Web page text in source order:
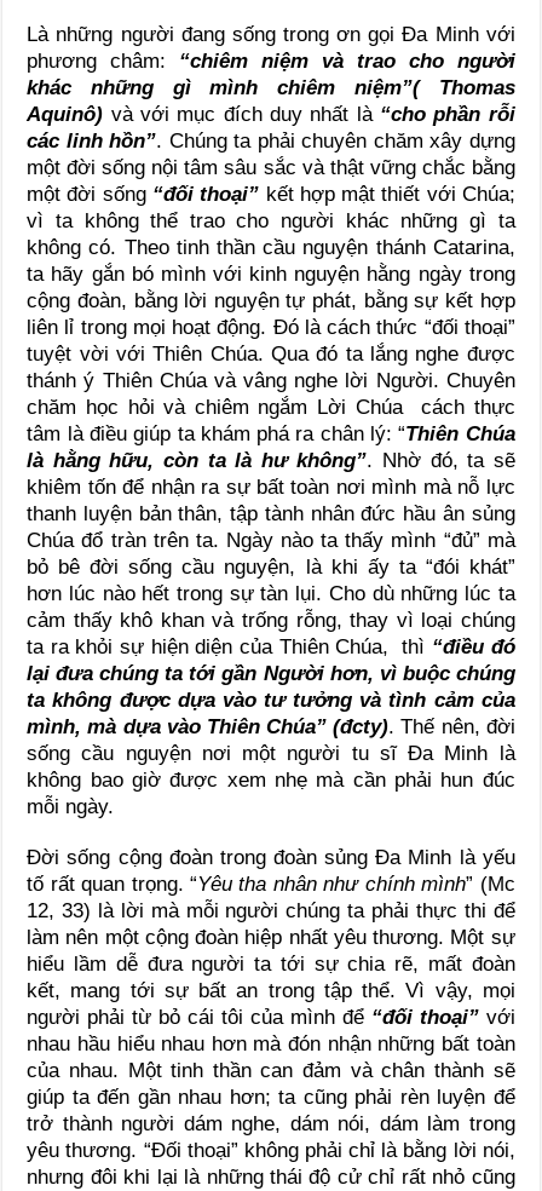
Là những người đang sống trong ơn gọi Đa Minh với
phương châm: “chiêm niệm và trao cho người
khác những gì mình chiêm niệm”( Thomas
Aquinô) và với mục đích duy nhất là “cho phần rỗi
các linh hồn”. Chúng ta phải chuyên chăm xây dựng
một đời sống nội tâm sâu sắc và thật vững chắc bằng
một đời sống “đối thoại” kết hợp mật thiết với Chúa;
vì ta không thể trao cho người khác những gì ta
không có. Theo tinh thần cầu nguyện thánh Catarina,
ta hãy gắn bó mình với kinh nguyện hằng ngày trong
cộng đoàn, bằng lời nguyện tự phát, bằng sự kết hợp
liên lỉ trong mọi hoạt động. Đó là cách thức “đối thoại”
tuyệt vời với Thiên Chúa. Qua đó ta lắng nghe được
thánh ý Thiên Chúa và vâng nghe lời Người. Chuyên
chăm học hỏi và chiêm ngắm Lời Chúa cách thực
tâm là điều giúp ta khám phá ra chân lý: “Thiên Chúa
là hằng hữu, còn ta là hư không”. Nhờ đó, ta sẽ
khiêm tốn để nhận ra sự bất toàn nơi mình mà nỗ lực
thanh luyện bản thân, tập tành nhân đức hầu ân sủng
Chúa đổ tràn trên ta. Ngày nào ta thấy mình “đủ” mà
bỏ bê đời sống cầu nguyện, là khi ấy ta “đói khát”
hơn lúc nào hết trong sự tàn lụi. Cho dù những lúc ta
cảm thấy khô khan và trống rỗng, thay vì loại chúng
ta ra khỏi sự hiện diện của Thiên Chúa, thì “điều đó
lại đưa chúng ta tới gần Người hơn, vì buộc chúng
ta không được dựa vào tư tưởng và tình cảm của
mình, mà dựa vào Thiên Chúa” (đcty). Thế nên, đời
sống cầu nguyện nơi một người tu sĩ Đa Minh là
không bao giờ được xem nhẹ mà cần phải hun đúc
mỗi ngày.
Đời sống cộng đoàn trong đoàn sủng Đa Minh là yếu
tố rất quan trọng. “Yêu tha nhân như chính mình” (Mc
12, 33) là lời mà mỗi người chúng ta phải thực thi để
làm nên một cộng đoàn hiệp nhất yêu thương. Một sự
hiểu lầm dễ đưa người ta tới sự chia rẽ, mất đoàn
kết, mang tới sự bất an trong tập thể. Vì vậy, mọi
người phải từ bỏ cái tôi của mình để “đối thoại”với
nhau hầu hiểu nhau hơn mà đón nhận những bất toàn
của nhau. Một tinh thần can đảm và chân thành sẽ
giúp ta đến gần nhau hơn; ta cũng phải rèn luyện để
trở thành người dám nghe, dám nói, dám làm trong
yêu thương. “Đối thoại” không phải chỉ là bằng lời nói,
nhưng đôi khi lại là những thái độ cử chỉ rất nhỏ cũng